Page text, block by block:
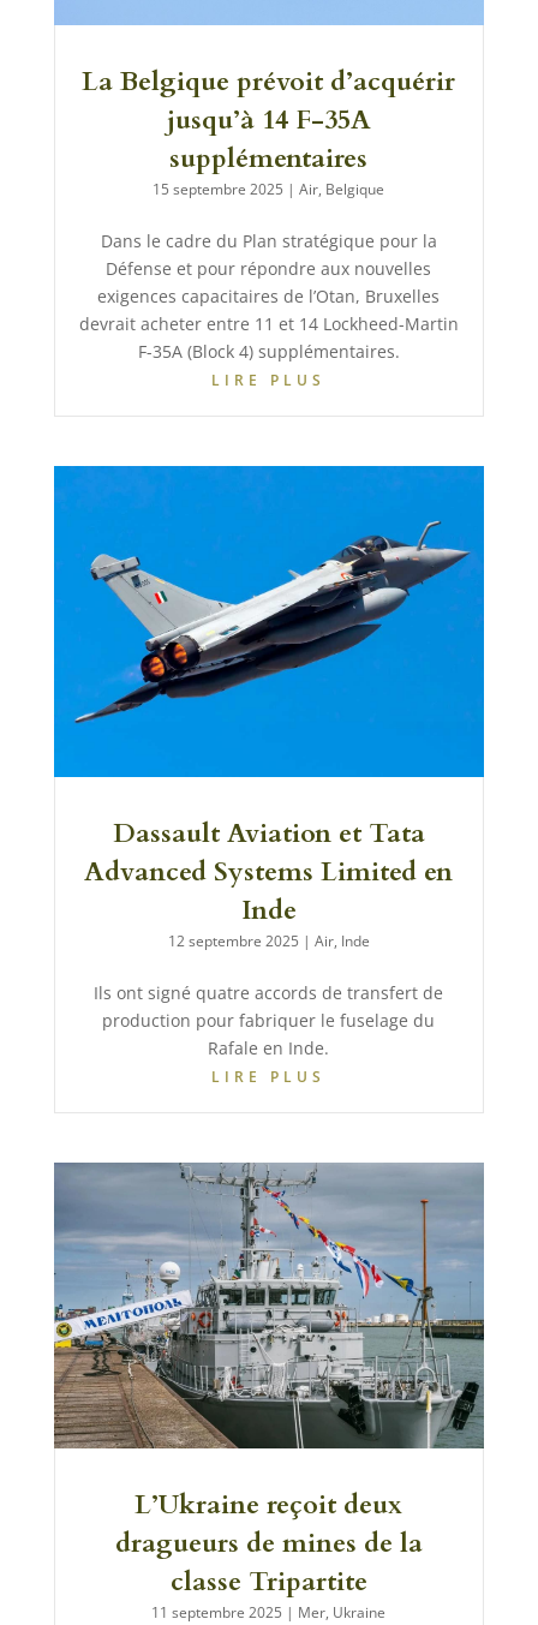
La Belgique prévoit d’acquérir
jusqu’à 14 F-35A
supplémentaires
15 septembre 2025 |Air, Belgique
Dans le cadre du Plan stratégique pour la
Défense et pour répondre aux nouvelles
exigences capacitaires de l’Otan, Bruxelles
devrait acheter entre 11 et 14 Lockheed-Martin
F-35A (Block 4) supplémentaires.
LIRE PLUS
Dassault Aviation et Tata
Advanced Systems Limited en
Inde
12 septembre 2025 | Air, Inde
Ils ont signé quatre accords de transfert de
production pour fabriquer le fuselage du
Rafale en Inde.
LIRE PLUS
L’Ukraine reçoit deux
dragueurs de mines de la
classe Tripartite
11 septembre 2025 | Mer, Ukraine